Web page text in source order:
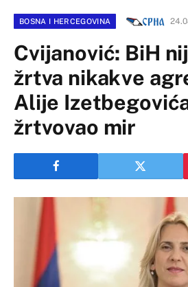
BOSNA I HERCEGOVINA
Cvijanović: BiH
žrtva nikakve
Alije
žrtvovao mir